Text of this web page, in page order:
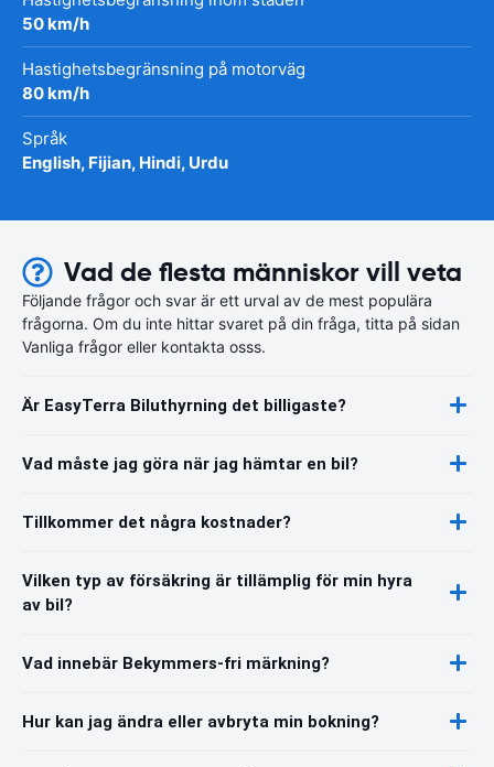
50 km/h
Hastighetsbegränsning på motorväg
80 km/h
Språk
English, Fijian, Hindi, Urdu
Vad de flesta människor vill veta
Följande frågor och svar är ett urval av de mest populära
frågorna. Om du inte hittar svaret på din fråga, titta på sidan
Vanliga frågor eller kontakta osss.
Är EasyTerra Biluthyrning det billigaste?
Vad måste jag göra när jag hämtar en bil?
Tillkommer det några kostnader?
Vilken typ av försäkring är tillämplig för min hyra
av bil?
Vad innebär Bekymmers-fri märkning?
Hur kan jag ändra eller avbryta min bokning?